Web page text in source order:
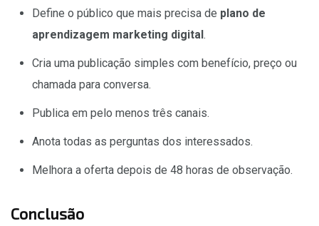
Define o público que mais precisa de plano de
aprendizagem marketing digital.
Cria uma publicação simples com benefício, preço ou
chamada para conversa.
Publica em pelo menos três canais.
Anota todas as perguntas dos interessados.
Melhora a oferta depois de 48 horas de observação.
Conclusão